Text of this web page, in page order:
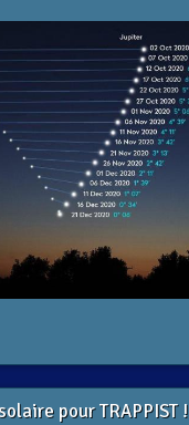
pour TRAPPIST !